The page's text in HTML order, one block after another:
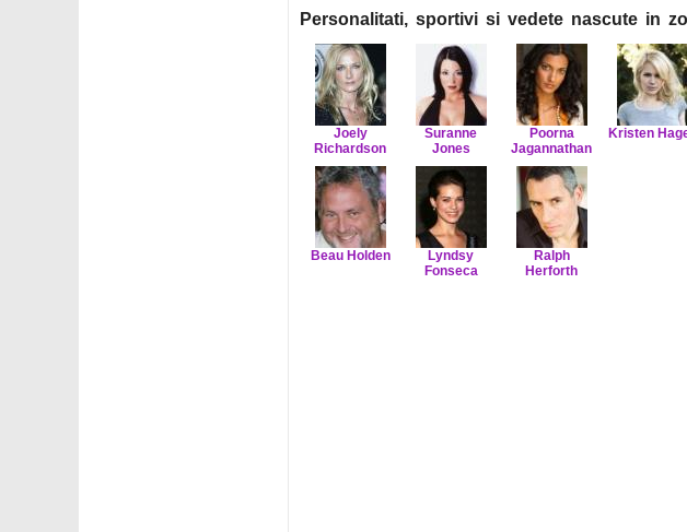
Personalitati, sportivi si vedete nascute in
Joely
Richardson
Suranne
Jones
Poorna
Jagannathan
Kristen
Beau Holden
Lyndsy
Fonseca
Ralph
Herforth